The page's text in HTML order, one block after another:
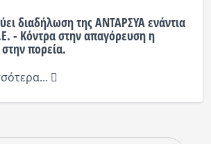
διαδήλωση της ΑΝΤΑΡΣΥΑ ενάντια
- Κόντρα στην απαγόρευση η
πορεία.